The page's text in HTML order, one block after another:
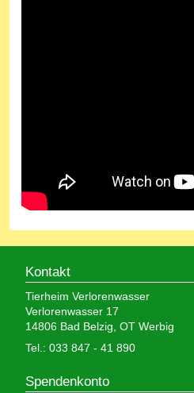
Kontakt
Tierheim Verlorenwasser
Verlorenwasser 17
14806 Bad Belzig, OT Werbig
Tel.: 033 847 - 41 890
Spendenkonto